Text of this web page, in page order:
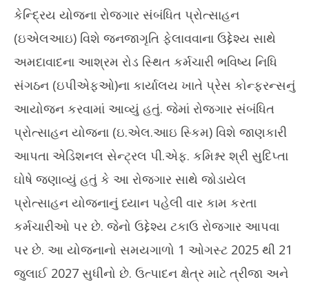
NOW VIEWING
ઇ.એલ.આઇ સ્કિમથી ટકાઉ રોજગારને પ્રોત્સાહન મળશે: એડિશનલ
સેન્ટ્રલ પી.એફ. કમિશ્નર
July
4,
2025
કેન્દ્રિય યોજના રોજગાર સંબંધિત પ્રોત્સાહન
(ઇએલઆઇ) વિશે જનજાગૃતિ ફેલાવવાના ઉદ્દેશ્ય સાથે
અમદાવાદના આશ્રમ રોડ સ્થિત કર્મચારી ભવિષ્ય નિધિ
સંગઠન (ઇપીએફઓ)ના કાર્યાલય ખાતે પ્રેસ કોન્ફરન્સનું
આયોજન કરવામાં આવ્યું હતું. જેમાં રોજગાર સંબંધિત
પ્રોત્સાહન યોજના (ઇ.એલ.આઇ સ્કિમ) વિશે જાણકારી
આપતા એડિશનલ સેન્ટ્રલ પી.એફ. કમિશ્નર શ્રી સુદિપ્તા
ઘોષે જણાવ્યું હતું કે આ રોજગાર સાથે જોડાયેલ
પ્રોત્સાહન યોજનાનું ધ્યાન પહેલી વાર કામ કરતા
કર્મચારીઓ પર છે. જેનો ઉદ્દેશ્ય ટકાઉ રોજગાર આપવા
પર છે. આ યોજનાનો સમયગાળો 1 ઓગસ્ટ 2025 થી 21
જુલાઈ 2027 સુધીનો છે. ઉત્પાદન ક્ષેત્ર માટે ત્રીજા અને